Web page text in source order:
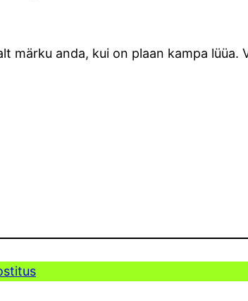
märku anda, kui on plaan kampa lüüa.